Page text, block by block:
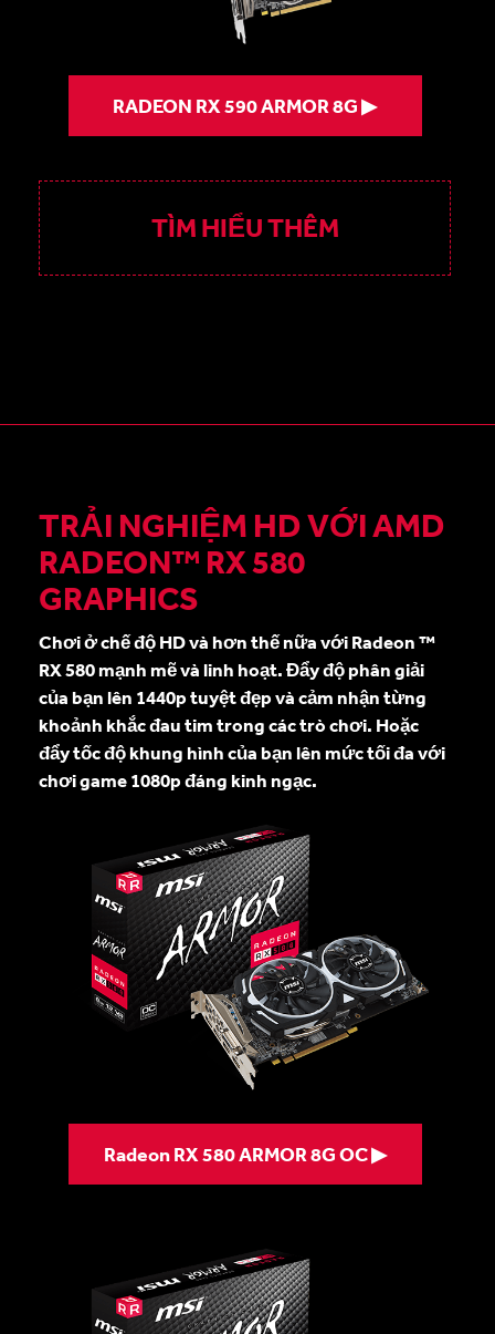
RADEON RX 590 ARMOR 8G ▶
TÌM HIỂU THÊM
TRẢI NGHIỆM HD VỚI AMD
RADEON™ RX 580
GRAPHICS
Chơi ở chế độ HD và hơn thế nữa với Radeon ™
RX 580 mạnh mẽ và linh hoạt. Đẩy độ phân giải
của bạn lên 1440p tuyệt đẹp và cảm nhận từng
khoảnh khắc đau tim trong các trò chơi. Hoặc
đẩy tốc độ khung hình của bạn lên mức tối đa với
chơi game 1080p đáng kinh ngạc.
Radeon RX 580 ARMOR 8G OC ▶